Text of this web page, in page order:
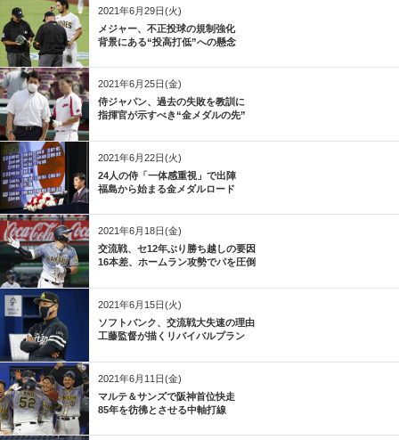
2021年6月29日(火)
メジャー、不正投球の規制強化
背景にある“投高打低”への懸念
2021年6月25日(金)
侍ジャパン、過去の失敗を教訓に
指揮官が示すべき“金メダルの先”
2021年6月22日(火)
24人の侍「一体感重視」で出陣
福島から始まる金メダルロード
2021年6月18日(金)
交流戦、セ12年ぶり勝ち越しの要因
16本差、ホームラン攻勢でパを圧倒
2021年6月15日(火)
ソフトバンク、交流戦大失速の理由
工藤監督が描くリバイバルプラン
2021年6月11日(金)
マルテ＆サンズで阪神首位快走
85年を彷彿とさせる中軸打線